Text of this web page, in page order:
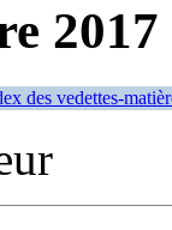
2017
des vedettes-